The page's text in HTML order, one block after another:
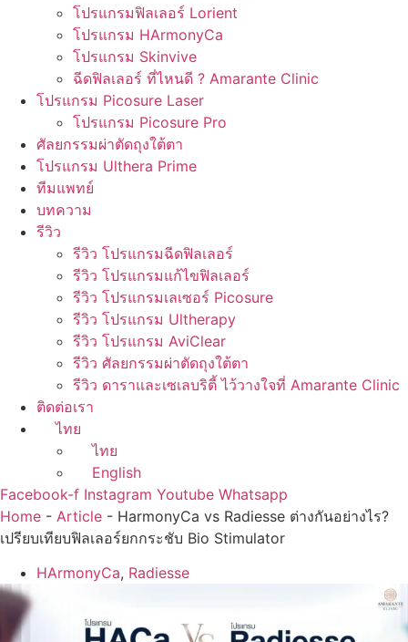
โปรแกรมฟิลเลอร์ Lorient
โปรแกรม HArmonyCa
โปรแกรม Skinvive
ฉีดฟิลเลอร์ ที่ไหนดี ? Amarante Clinic
โปรแกรม Picosure Laser
โปรแกรม Picosure Pro
ศัลยกรรมผ่าตัดถุงใต้ตา
โปรแกรม Ulthera Prime
ทีมแพทย์
บทความ
รีวิว
รีวิว โปรแกรมฉีดฟิลเลอร์
รีวิว โปรแกรมแก้ไขฟิลเลอร์
รีวิว โปรแกรมเลเซอร์ Picosure
รีวิว โปรแกรม Ultherapy
รีวิว โปรแกรม AviClear
รีวิว ศัลยกรรมผ่าตัดถุงใต้ตา
รีวิว ดาราและเซเลบริตี้ ไว้วางใจที่ Amarante Clinic
ติดต่อเรา
ไทย
ไทย
English
Facebook-f Instagram Youtube Whatsapp
Home - Article - HarmonyCa vs Radiesse ต่างกันอย่างไร?
เปรียบเทียบฟิลเลอร์ยกกระชับ Bio Stimulator
HArmonyCa, Radiesse